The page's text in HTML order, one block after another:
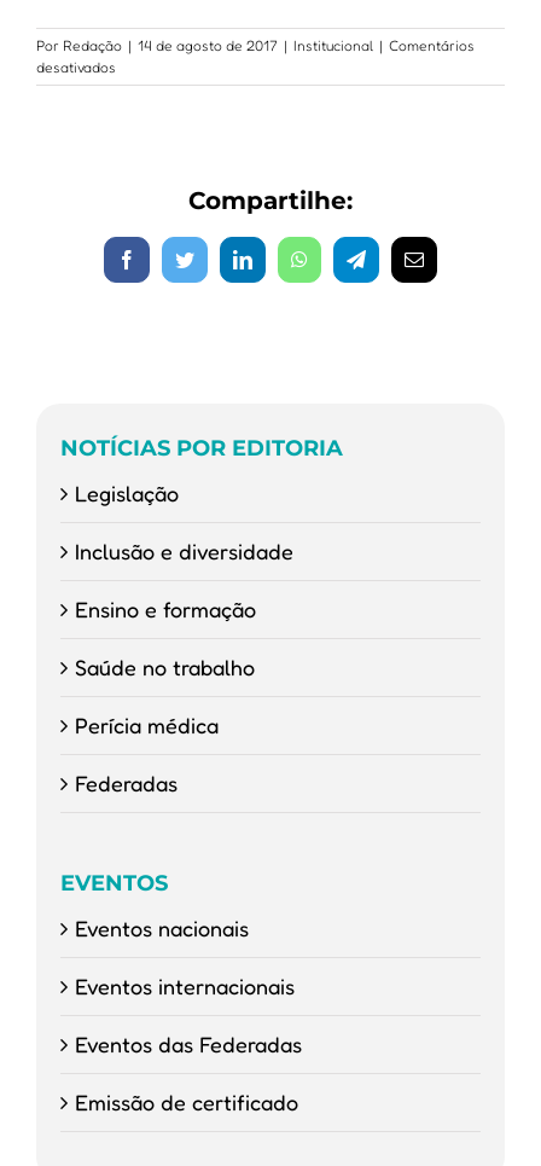
Por Redação | 14 de agosto de 2017 | Institucional | Comentários
desativados
Banimento
ministros
do
STF
Compartilhe:
FacebookTwitterLinkedInWhatsAppTelegram
E-
mail
NOTÍCIAS POR EDITORIA
Legislação
Inclusão e diversidade
Ensino e formação
Saúde no trabalho
Perícia médica
Federadas
EVENTOS
Eventos nacionais
Eventos internacionais
Eventos das Federadas
Emissão de certificado